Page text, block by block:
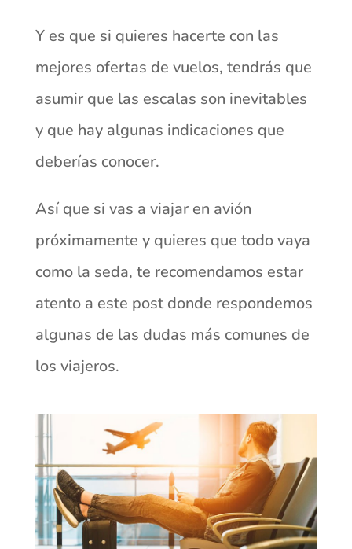
Y es que si quieres hacerte con las
mejores ofertas de vuelos, tendrás que
asumir que las escalas son inevitables
y que hay algunas indicaciones que
deberías conocer.
Así que si vas a viajar en avión
próximamente y quieres que todo vaya
como la seda, te recomendamos estar
atento a este post donde respondemos
algunas de las dudas más comunes de
los viajeros.